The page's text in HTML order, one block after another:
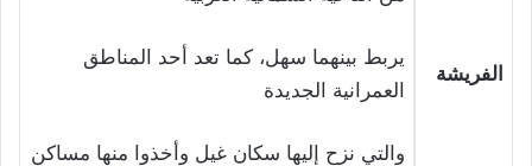
الفريشة
يربط بينهما سهل، كما تعد أحد المناطق
العمرانية الجديدة
والتي نزح إليها سكان غيل وأخذوا منها مساكن